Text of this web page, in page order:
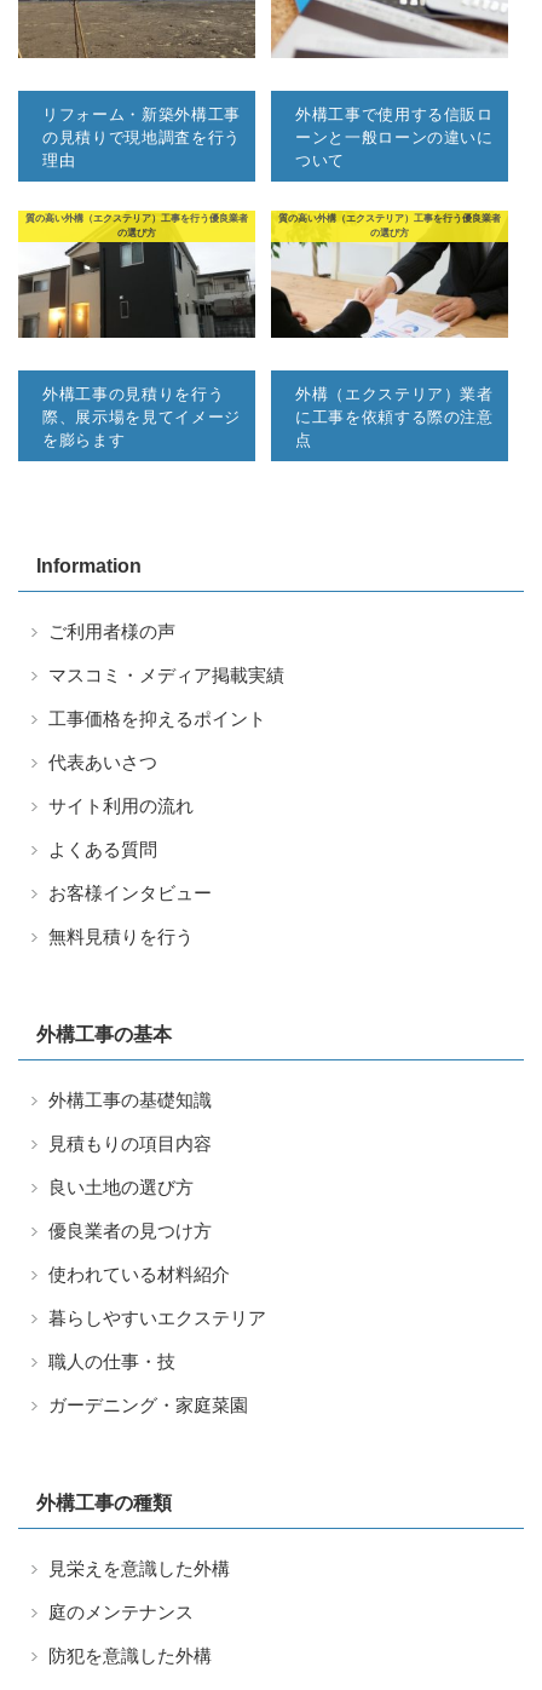
リフォーム・新築外構工事
の見積りで現地調査を行う
理由
外構工事で使用する信販ロ
ーンと一般ローンの違いに
ついて
質の高い外構（エクステリア）工事を行う優良業者
の選び方
外構工事の見積りを行う
際、展示場を見てイメージ
を膨らます
質の高い外構（エクステリア）工事を行う優良業者
の選び方
外構（エクステリア）業者
に工事を依頼する際の注意
点
Information
ご利用者様の声
マスコミ・メディア掲載実績
工事価格を抑えるポイント
代表あいさつ
サイト利用の流れ
よくある質問
お客様インタビュー
無料見積りを行う
外構工事の基本
外構工事の基礎知識
見積もりの項目内容
良い土地の選び方
優良業者の見つけ方
使われている材料紹介
暮らしやすいエクステリア
職人の仕事・技
ガーデニング・家庭菜園
外構工事の種類
見栄えを意識した外構
庭のメンテナンス
防犯を意識した外構